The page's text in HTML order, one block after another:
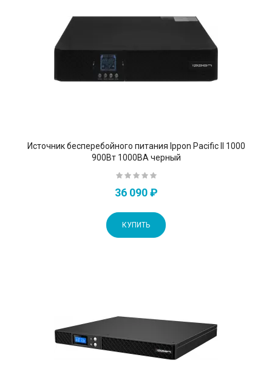
Источник бесперебойного питания Ippon Pacific II 1000
900Вт 1000ВА черный
36 090 ₽
КУПИТЬ